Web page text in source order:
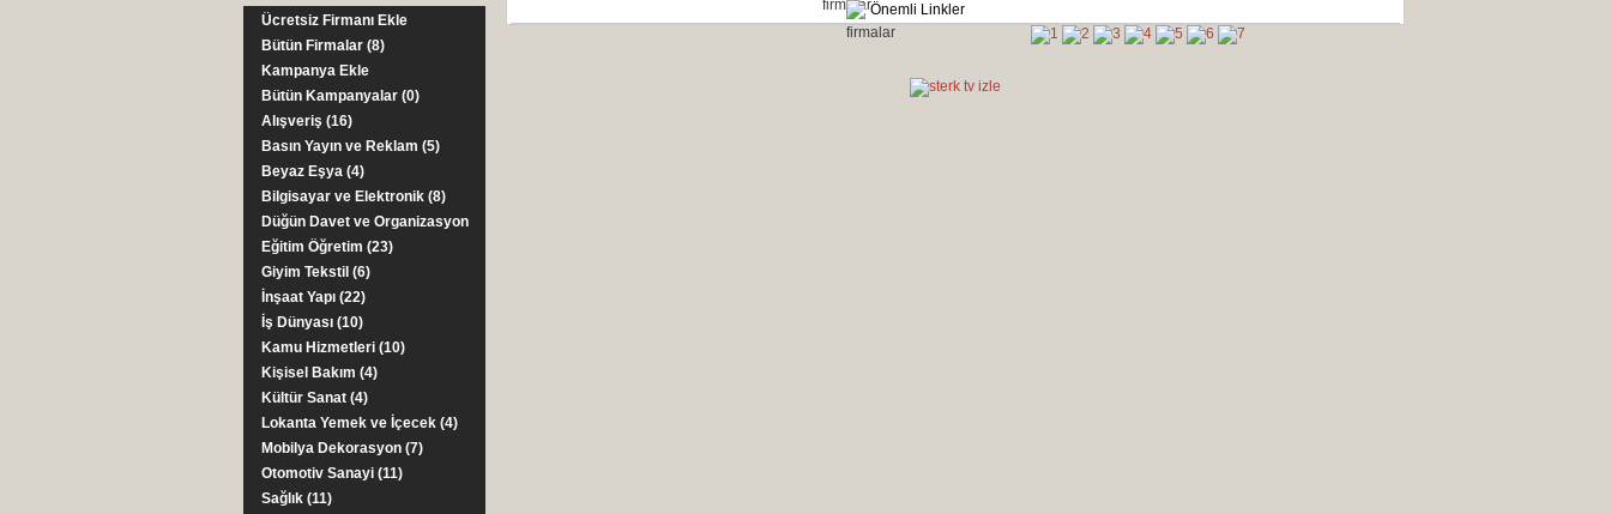
Ücretsiz Firmanı Ekle
Bütün Firmalar (8)
Kampanya Ekle
Bütün Kampanyalar (0)
Alışveriş (16)
Basın Yayın ve Reklam (5)
Beyaz Eşya (4)
Bilgisayar ve Elektronik (8)
Düğün Davet ve Organizasyon
(5)Eğitim Öğretim (23)
Giyim Tekstil (6)
İnşaat Yapı (22)
İş Dünyası (10)
Kamu Hizmetleri (10)
Kişisel Bakım (4)
Kültür Sanat (4)
Lokanta Yemek ve İçecek (4)
Mobilya Dekorasyon (7)
Otomotiv Sanayi (11)
Sağlık (11)
Önemli Linkler